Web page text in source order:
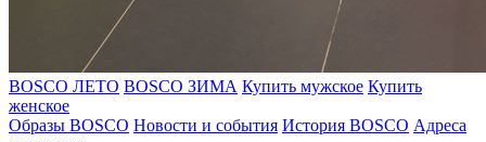
BOSCO ЛЕТО BOSCO ЗИМА Купить мужское Купить
женское
Образы BOSCO Новости и события История BOSCO Адреса